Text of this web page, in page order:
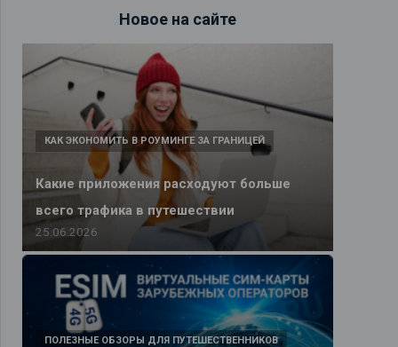
Новое на сайте
Какие приложения расходуют больше
всего трафика в путешествии
КАК ЭКОНОМИТЬ В РОУМИНГЕ ЗА ГРАНИЦЕЙ
25.06.2026
ПОЛЕЗНЫЕ ОБЗОРЫ ДЛЯ ПУТЕШЕСТВЕННИКОВ